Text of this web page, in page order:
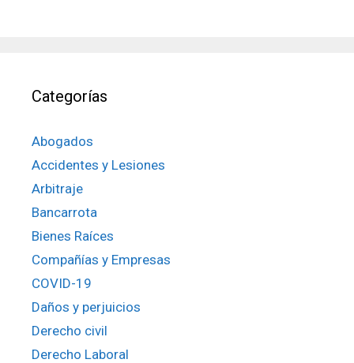
Categorías
Abogados
Accidentes y Lesiones
Arbitraje
Bancarrota
Bienes Raíces
Compañías y Empresas
COVID-19
Daños y perjuicios
Derecho civil
Derecho Laboral